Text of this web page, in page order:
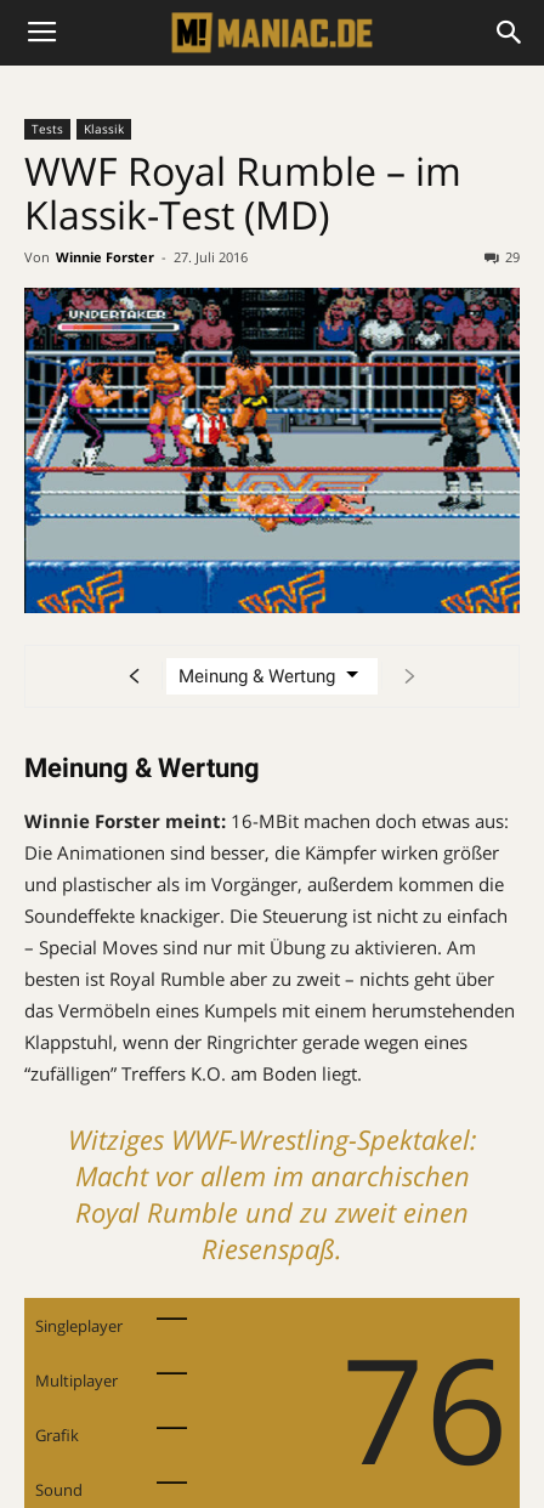
Tests Klassik
WWF Royal Rumble – im
Klassik-Test (MD)
Von Winnie Forster - 27. Juli 2016 29
Meinung & Wertung
Winnie Forster meint: 16-MBit machen doch etwas aus:
Die Animationen sind besser, die Kämpfer wirken größer
und plastischer als im Vorgänger, außerdem kommen die
Soundeffekte knackiger. Die Steuerung ist nicht zu einfach
– Special Moves sind nur mit Übung zu aktivieren. Am
besten ist Royal Rumble aber zu zweit – nichts geht über
das Vermöbeln eines Kumpels mit einem herumstehenden
Klappstuhl, wenn der Ringrichter gerade wegen eines
“zufälligen” Treffers K.O. am Boden liegt.
Witziges WWF-Wrestling-Spektakel:
Macht vor allem im anarchischen
Royal Rumble und zu zweit einen
Riesenspaß.
Singleplayer 76
Multiplayer
Grafik
Sound